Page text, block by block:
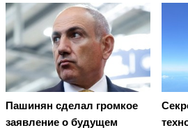
Пашинян сделал громкое
заявление о будущем